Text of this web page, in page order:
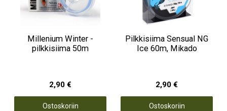
Millenium Winter -
pilkkisiima 50m
2,90 €
Ostoskoriin
Pilkkisiima Sensual NG
Ice 60m, Mikado
2,90 €
Ostoskoriin